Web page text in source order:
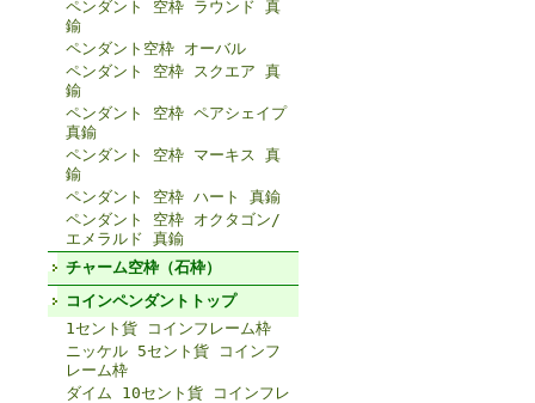
ペンダント 空枠 ラウンド 真
鍮
ペンダント空枠 オーバル
ペンダント 空枠 スクエア 真
鍮
ペンダント 空枠 ペアシェイプ
真鍮
ペンダント 空枠 マーキス 真
鍮
ペンダント 空枠 ハート 真鍮
ペンダント 空枠 オクタゴン/
エメラルド 真鍮
チャーム空枠（石枠）
コインペンダントトップ
1セント貨 コインフレーム枠
ニッケル 5セント貨 コインフ
レーム枠
ダイム 10セント貨 コインフレ